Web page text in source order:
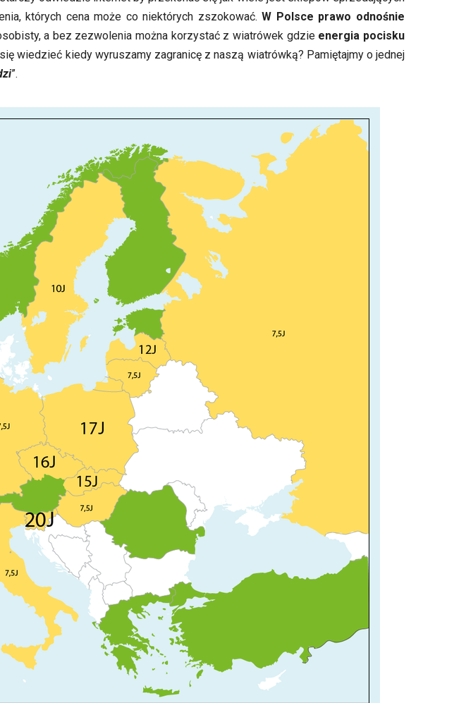
których cena może co niektórych zszokować.W Polsce prawo odnośnie
a bez zezwolenia można korzystać z wiatrówek gdzie energia pocisku
wiedzieć kiedy wyruszamy zagranicę z naszą wiatrówką? Pamiętajmy o jednej
”.